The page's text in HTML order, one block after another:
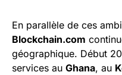
En parallèle de ces
Blockchain.com
géographique. Début
services au Ghana, au